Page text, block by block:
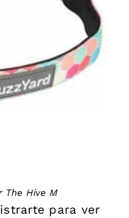
The Hive M
para ver